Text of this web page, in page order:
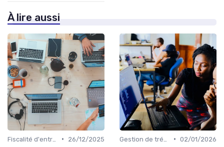
À lire aussi
•
26/12/2025
• 02/01/2026